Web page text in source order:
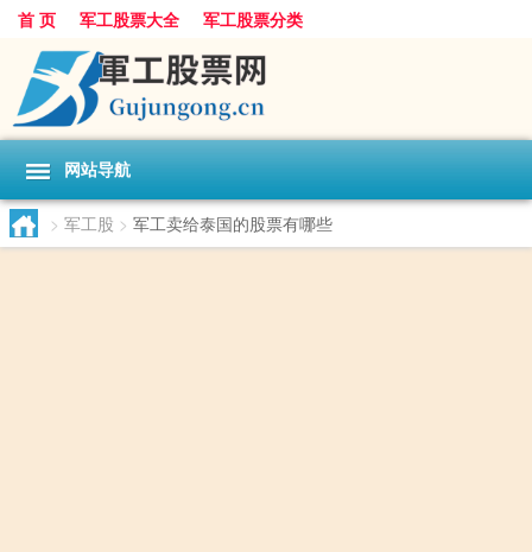
首 页 军工股票大全 军工股票分类
网站导航
> 军工股 > 军工卖给泰国的股票有哪些